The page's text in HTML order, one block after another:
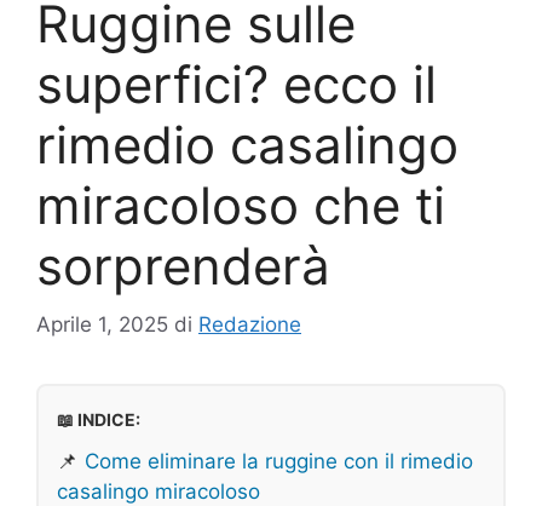
Ruggine sulle
superfici? ecco il
rimedio casalingo
miracoloso che ti
sorprenderà
Aprile 1, 2025 di Redazione
📖 INDICE:
📌 Come eliminare la ruggine con il rimedio
casalingo miracoloso